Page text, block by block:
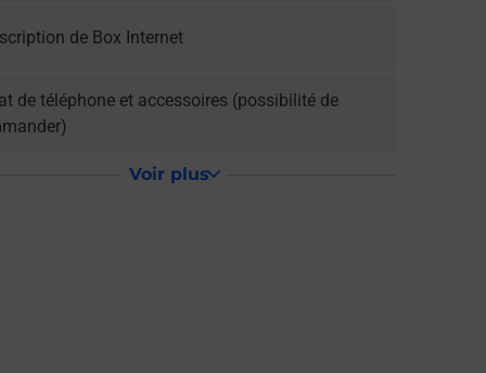
de Box Internet
de téléphone et accessoires (possibilité de
Voir plus